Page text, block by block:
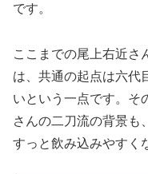
です。
ここまでの尾上右近さ
は、共通の起点は六代
いという一点です。そ
さんの二刀流の背景も
すっと飲み込みやすく